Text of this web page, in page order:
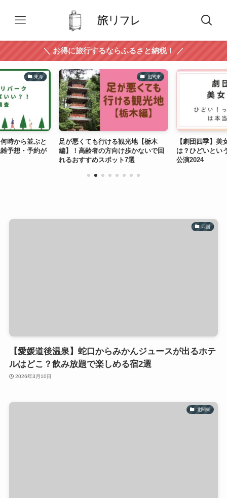
＼ お得に旅行するならふるさと納税！ ／
東海
時から並ぶと
予想・予約が
北関東
足が悪くても行ける観光地【栃木
編】！高齢者の方向け歩かないで回
れるおすすめスポット7選
【劇団四季】美
は？ひどいとい
公演2024
四国
【愛媛道後温泉】蛇口からみかんジュースが出るホテ
ルはどこ？飲み放題で楽しめる宿2選
2026年3月10日
北関東